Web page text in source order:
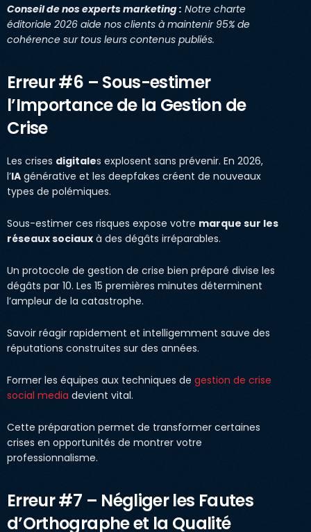
Conseil de nos experts marketing : Notre charte
éditoriale 2026 aide nos clients à maintenir 95% de
cohérence sur tous leurs contenus publiés.
Erreur #6 – Sous-estimer
l’Importance de la Gestion de
Crise
Les crises digitales explosent sans prévenir. En 2026,
l’IA générative et les deepfakes créent de nouveaux
types de polémiques.
Sous-estimer ces risques expose votre marque sur les
réseaux sociaux à des dégâts irréparables.
Un protocole de gestion de crise bien préparé divise les
dégâts par 10. Les 15 premières minutes déterminent
l’ampleur de la catastrophe.
Savoir réagir rapidement et intelligemment sauve des
réputations construites sur des années.
Former les équipes aux techniques de gestion de crise
social media devient vital.
Cette préparation permet de transformer certaines
crises en opportunités de montrer votre
professionnalisme.
Erreur #7 – Négliger les Fautes
d’Orthographe et la Qualité